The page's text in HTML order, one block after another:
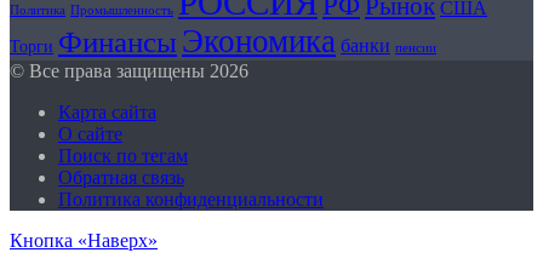
Политика Промышленность Рынок США
Торги Финансы Экономика банки пенсии
© Все права защищены 2026
Карта сайта
О сайте
Поиск по тегам
Обратная связь
Политика конфиденциальности
Кнопка «Наверх»